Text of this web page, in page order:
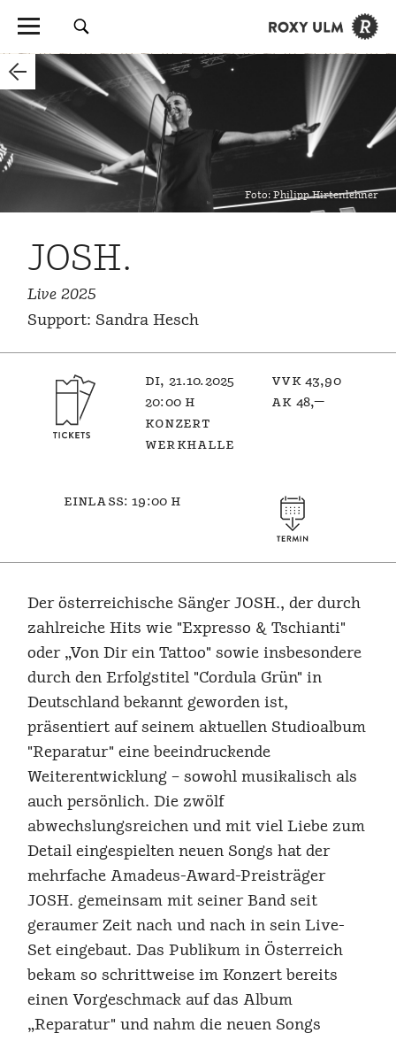
Foto: Philipp Hirtenlehner
JOSH.
Live 2025
Support: Sandra Hesch
di, 21.10.2025
20:00 h
konzert
werkhalle
vvk 43,90
ak 48,—
einlass: 19:00 h
Der österreichische Sänger JOSH., der durch
zahlreiche Hits wie "Expresso & Tschianti"
oder „Von Dir ein Tattoo" sowie insbesondere
durch den Erfolgstitel "Cordula Grün" in
Deutschland bekannt geworden ist,
präsentiert auf seinem aktuellen Studioalbum
"Reparatur" eine beeindruckende
Weiterentwicklung – sowohl musikalisch als
auch persönlich. Die zwölf
abwechslungsreichen und mit viel Liebe zum
Detail eingespielten neuen Songs hat der
mehrfache Amadeus-Award-Preisträger
JOSH. gemeinsam mit seiner Band seit
geraumer Zeit nach und nach in sein Live-
Set eingebaut. Das Publikum in Österreich
bekam so schrittweise im Konzert bereits
einen Vorgeschmack auf das Album
„Reparatur" und nahm die neuen Songs